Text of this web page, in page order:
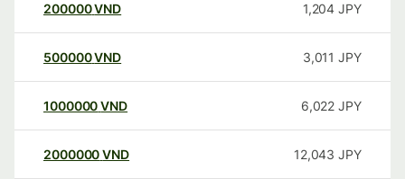
200000VND 1,204 JPY
500000VND 3,011 JPY
1000000VND 6,022 JPY
2000000VND 12,043 JPY